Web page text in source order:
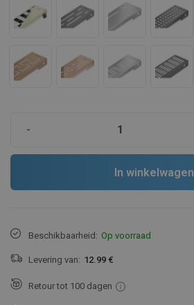
-
In winkelwagen
Beschikbaarheid: Op voorraad
Levering van: 12.99 €
Retour tot 100 dagen